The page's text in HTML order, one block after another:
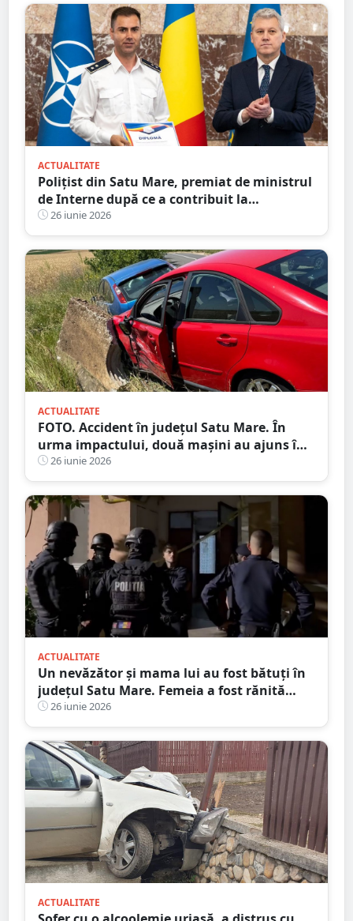
ACTUALITATE
Polițist din Satu Mare, premiat de ministrul
de Interne după ce a contribuit la
destructurarea unei rețele de contrabandă
26 iunie 2026
ACTUALITATE
FOTO. Accident în județul Satu Mare. În
urma impactului, două mașini au ajuns în
șanț26 iunie 2026
ACTUALITATE
Un nevăzător și mama lui au fost bătuți în
județul Satu Mare. Femeia a fost rănită
grav26 iunie 2026
ACTUALITATE